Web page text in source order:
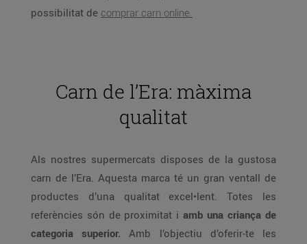
possibilitat de comprar carn online.
Carn de l’Era: màxima
qualitat
Als nostres supermercats disposes de la gustosa
carn de l’Era. Aquesta marca té un gran ventall de
productes d’una qualitat excel•lent. Totes les
referències són de proximitat i amb una criança de
categoria superior. Amb l’objectiu d’oferir-te les